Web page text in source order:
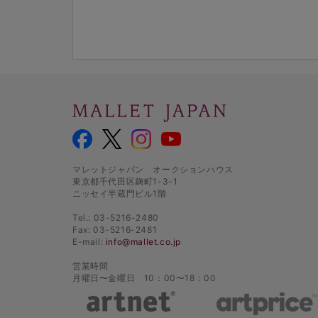
マレットジャパン オークションハウス
東京都千代田区麹町1-3-1
ニッセイ半蔵門ビル1階
Tel.: 03-5216-2480
Fax: 03-5216-2481
E-mail: info@mallet.co.jp
営業時間
月曜日〜金曜日 10：00〜18：00